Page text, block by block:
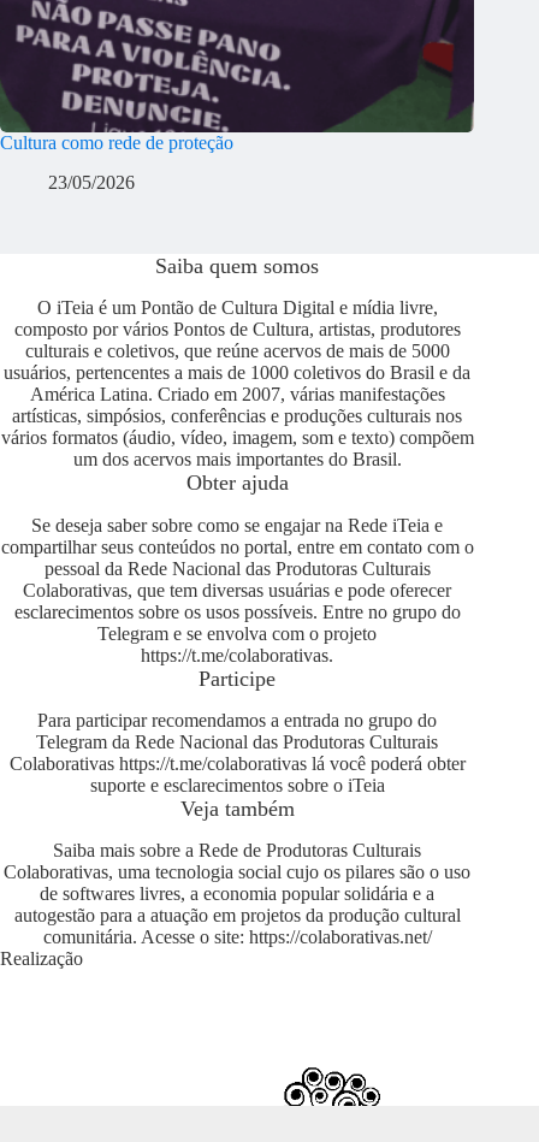
Cultura como rede de proteção
23/05/2026
Saiba quem somos
O iTeia é um Pontão de Cultura Digital e mídia livre,
composto por vários Pontos de Cultura, artistas, produtores
culturais e coletivos, que reúne acervos de mais de 5000
usuários, pertencentes a mais de 1000 coletivos do Brasil e da
América Latina. Criado em 2007, várias manifestações
artísticas, simpósios, conferências e produções culturais nos
vários formatos (áudio, vídeo, imagem, som e texto) compõem
um dos acervos mais importantes do Brasil.
Obter ajuda
Se deseja saber sobre como se engajar na Rede iTeia e
compartilhar seus conteúdos no portal, entre em contato com o
pessoal da Rede Nacional das Produtoras Culturais
Colaborativas, que tem diversas usuárias e pode oferecer
esclarecimentos sobre os usos possíveis. Entre no grupo do
Telegram e se envolva com o projeto
https://t.me/colaborativas.
Participe
Para participar recomendamos a entrada no grupo do
Telegram da Rede Nacional das Produtoras Culturais
Colaborativas https://t.me/colaborativaslá você poderá obter
suporte e esclarecimentos sobre o iTeia
Veja também
Saiba mais sobre a Rede de Produtoras Culturais
Colaborativas, uma tecnologia social cujo os pilares são o uso
de softwares livres, a economia popular solidária e a
autogestão para a atuação em projetos da produção cultural
comunitária. Acesse o site: https://colaborativas.net/
Realização